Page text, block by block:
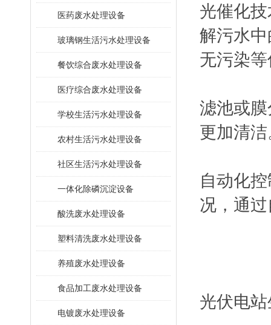
医药废水处理设备
玻璃钢生活污水处理设备
餐饮综合废水处理设备
医疗综合废水处理设备
学校生活污水处理设备
农村生活污水处理设备
社区生活污水处理设备
一体化除磷沉淀设备
酸洗废水处理设备
塑料清洗废水处理设备
养殖废水处理设备
食品加工废水处理设备
电镀废水处理设备
光催化
解污水
无污染
滤池或
更加清
自动化
况，通
光伏电